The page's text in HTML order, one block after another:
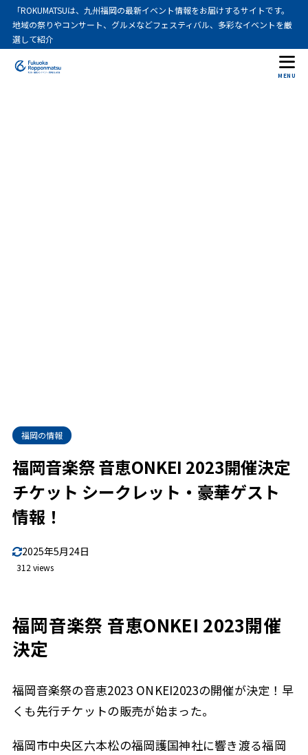
「ROKUMATSUは、九州福岡の最新イベント情報をお届けするサイトです。
地域の祭りやコンサート、グルメなどフェスティバル、多彩なイベントを厳
選して紹介
MENU
福岡の情報
福岡音楽祭 音恵ONKEI 2023開催決定
チケット シークレット・豪華ゲスト
情報！
2025年5月24日
312 views
福岡音楽祭 音恵ONKEI 2023開催
決定
福岡音楽祭の音恵2023 ONKEI2023の開催が決定！早
くも先行チケットの販売が始まった。
福岡市中央区六本松の福岡護国神社に響き渡る福岡